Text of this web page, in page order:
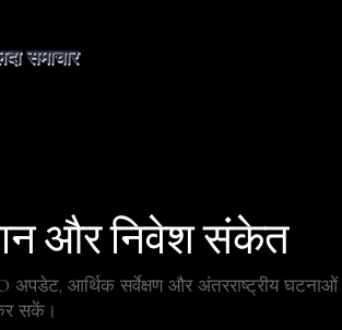
और निवेश संकेत
आर्थिक सर्वेक्षण और अंतरराष्ट्रीय
सकें।